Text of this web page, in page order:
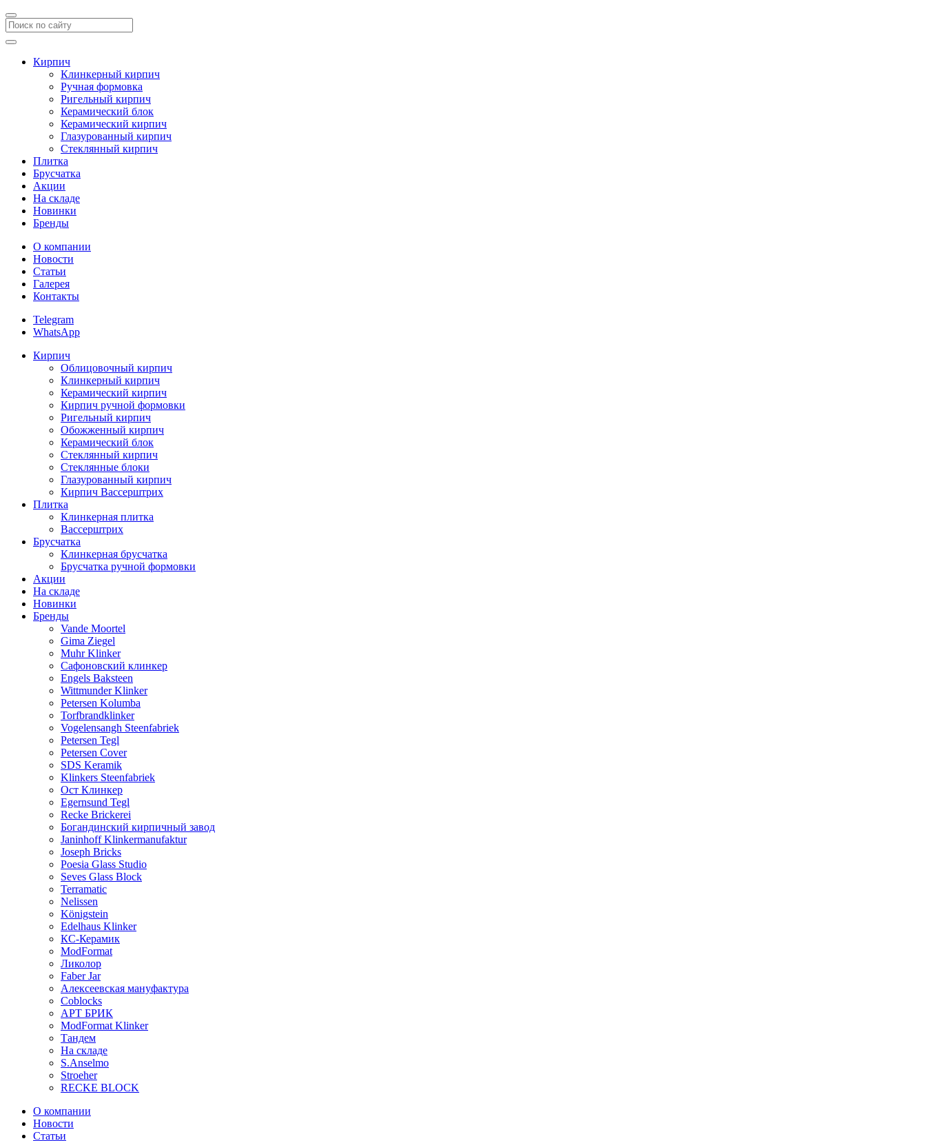
Кирпич
Клинкерный кирпич
Ручная формовка
Ригельный кирпич
Керамический блок
Керамический кирпич
Глазурованный кирпич
Стеклянный кирпич
Плитка
Брусчатка
Акции
На складе
Новинки
Бренды
О компании
Новости
Статьи
Галерея
Контакты
Telegram
WhatsApp
Кирпич
Облицовочный кирпич
Клинкерный кирпич
Керамический кирпич
Кирпич ручной формовки
Ригельный кирпич
Обожженный кирпич
Керамический блок
Стеклянный кирпич
Стеклянные блоки
Глазурованный кирпич
Кирпич Вассерштрих
Плитка
Клинкерная плитка
Вассерштрих
Брусчатка
Клинкерная брусчатка
Брусчатка ручной формовки
Акции
На складе
Новинки
Бренды
Vande Moortel
Gima Ziegel
Muhr Klinker
Сафоновский клинкер
Engels Baksteen
Wittmunder Klinker
Petersen Kolumba
Torfbrandklinker
Vogelensangh Steenfabriek
Petersen Tegl
Petersen Cover
SDS Keramik
Klinkers Steenfabriek
Ост Клинкер
Egernsund Tegl
Recke Brickerei
Богандинский кирпичный завод
Janinhoff Klinkermanufaktur
Joseph Bricks
Poesia Glass Studio
Seves Glass Block
Terramatic
Nelissen
Königstein
Edelhaus Klinker
КС-Керамик
ModFormat
Ликолор
Faber Jar
Алексеевская мануфактура
Coblocks
АРТ БРИК
ModFormat Klinker
Тандем
На складе
S.Anselmo
Stroeher
RECKE BLOCK
О компании
Новости
Статьи